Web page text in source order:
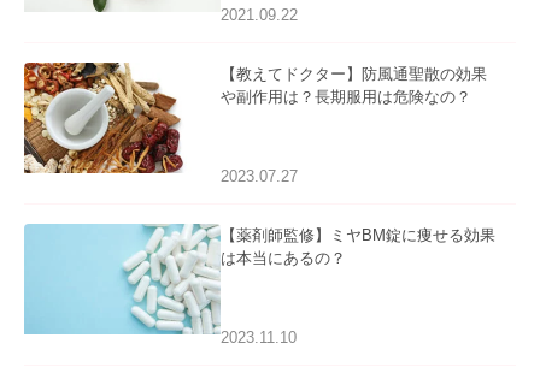
2021.09.22
【教えてドクター】防風通聖散の効果
や副作用は？長期服用は危険なの？
2023.07.27
【薬剤師監修】ミヤBM錠に痩せる効果
は本当にあるの？
2023.11.10